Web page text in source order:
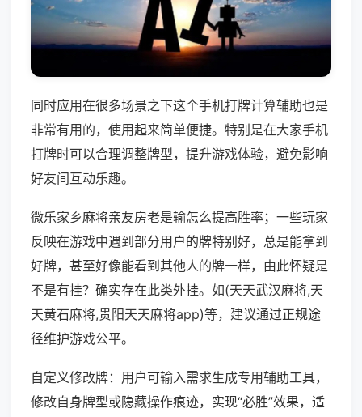
同时应用在很多场景之下这个手机打牌计算辅助也是
非常有用的，使用起来简单便捷。特别是在大家手机
打牌时可以合理调整牌型，提升游戏体验，避免影响
好友间互动乐趣。
微乐家乡麻将亲友房老是输怎么提高胜率；一些玩家
反映在游戏中遇到部分用户的牌特别好，总是能拿到
好牌，甚至好像能看到其他人的牌一样，由此怀疑是
不是有挂？确实存在此类外挂。如(天天武汉麻将,天
天黄石麻将,贵阳天天麻将app)等，建议通过正规途
径维护游戏公平。
自定义修改牌：用户可输入需求生成专用辅助工具，
修改自身牌型或隐藏操作痕迹，实现“必胜”效果，适